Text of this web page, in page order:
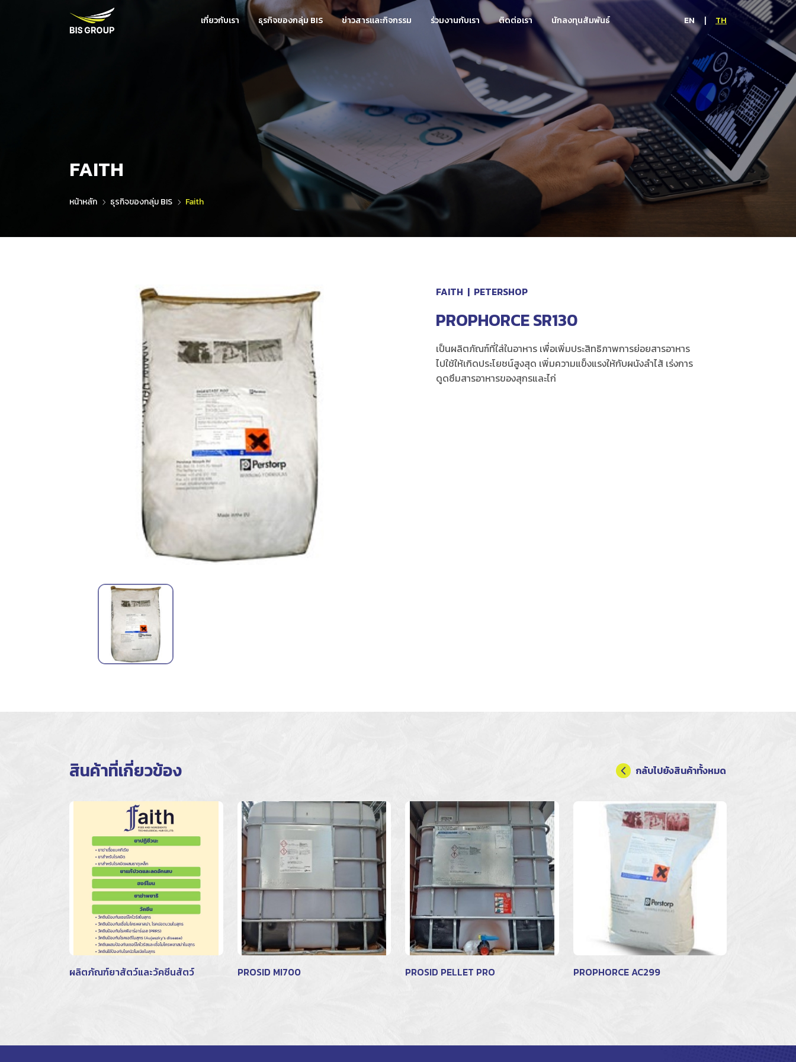
เกี่ยวกับเรา ธุรกิจของกลุ่ม BIS ข่าวสารและกิจกรรม ร่วมงานกับเรา ติดต่อเรา นักลงทุนสัมพันธ์ EN | TH
FAITH
หน้าหลัก ธุรกิจของกลุ่ม BIS Faith
FAITH | PETERSHOP
PROPHORCE SR130
เป็นผลิตภัณฑ์ที่ใส่ในอาหาร เพื่อเพิ่มประสิทธิภาพการย่อยสารอาหาร
ไปใช้ให้เกิดประโยชน์สูงสุด เพิ่มความแข็งแรงให้กับผนังลำไส้ เร่งการ
ดูดซึมสารอาหารของสุกรและไก่
สินค้าที่เกี่ยวข้อง
ผลิตภัณฑ์ยาสัตว์และวัคซีนสัตว์ PROSID MI700 PROSID PELLET PRO PROPHORCE AC299
กลับไปยังสินค้าทั้งหมด